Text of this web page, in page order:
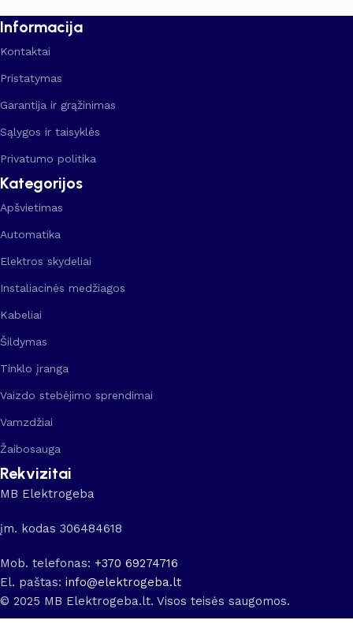
Informacija
Kontaktai
Pristatymas
Garantija ir grąžinimas
Sąlygos ir taisyklės
Privatumo politika
Kategorijos
Apšvietimas
Automatika
Elektros skydeliai
Instaliacinės medžiagos
Kabeliai
Šildymas
Tinklo įranga
Vaizdo stebėjimo sprendimai
Vamzdžiai
Žaibosauga
Rekvizitai
MB Elektrogeba
įm. kodas 306484618
Mob. telefonas: +370 69274716
El. paštas: info@elektrogeba.lt
© 2025 MB Elektrogeba.lt. Visos teisės saugomos.